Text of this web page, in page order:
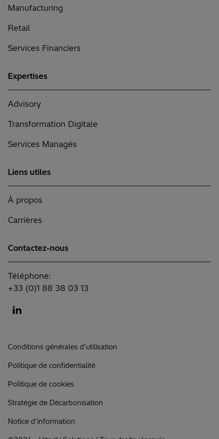
Manufacturing
Retail
Services Financiers
Expertises
Advisory
Transformation Digitale
Services Managés
Liens utiles
À propos
Carrières
Contactez-nous
Téléphone:
+33 (0)1 88 38 03 13
Conditions générales d’utilisation
Politique de confidentialité
Politique de cookies
Stratégie de Décarbonisation
Notice d’information